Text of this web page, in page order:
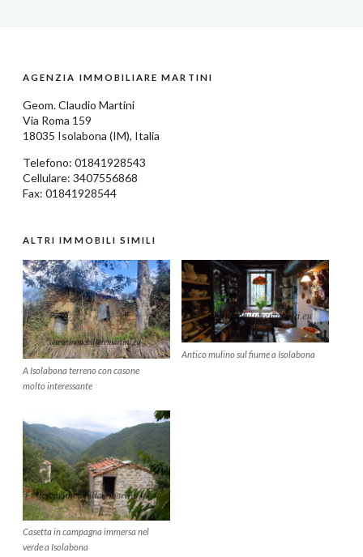
AGENZIA IMMOBILIARE MARTINI
Geom.Claudio Martini
Via Roma 159
18035 Isolabona (IM), Italia
Telefono: 01841928543
Cellulare: 3407556868
Fax: 01841928544
ALTRI IMMOBILI SIMILI
A Isolabona terreno con casone
molto interessante
Antico mulino sul fiume a Isolabona
Casetta in campagna immersa nel
verde a Isolabona